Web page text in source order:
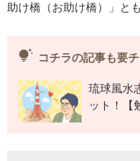
助け橋（お助け橋）」と
tips_and_updates コチラの記事も要チ
琉球風水
ット！【